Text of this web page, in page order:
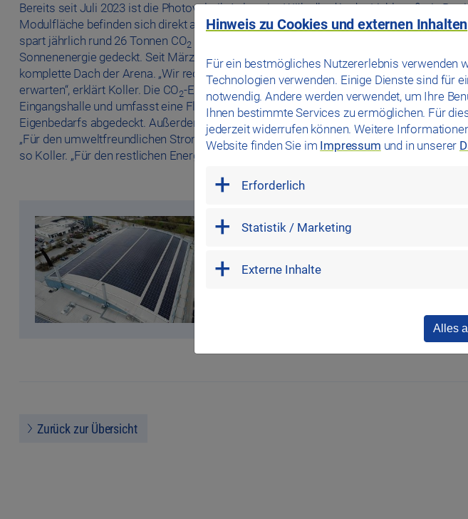
Bereits seit Juli 2023 ist die Photovoltaik-Anlage im Wöhrdbad in der Lieblstraße in
Modulfläche befinden sich direkt auf dem Dach des Funktionsgebäudes, liefert circa
spart jährlich rund 26 Tonnen CO2
Sonnenenergie gedeckt. Seit März 2024 ist die größte der drei Anlagen auf der
komplette Dach der Arena. „Wir rechnen mit circa 924.000 kWh Stromerzeugung im
erwarten“, erklärt Koller. Die CO2-Einsparung liegt bei dieser PV-Anlage bei
Eingangshalle und umfasst eine Fläche von 1.105 Quadratmetern. Mit ihr werden
Eigenbedarfs abgedeckt. Außerdem werden jährlich circa 60 Tonnen CO2 -Emissionen
„Für den umweltfreundlichen Strom aus Sonnenenergie haben wir für die drei PV-
so Koller. „Für den restlichen Energiebedarf beziehen wir regionalen Ökostrom von der
Zurück zur Übersicht
Hinweis zu Cookies und externen Inhalten
Für ein bestmögliches Nutzererlebnis verwenden
Technologien verwenden. Einige Dienste sind für
notwendig. Andere werden verwendet, um Ihre
Ihnen bestimmte Services zu ermöglichen. Für
jederzeit widerrufen können. Weitere
Website finden Sie im Impressum und in unserer
Erforderlich
Statistik / Marketing
marketing
Externe Inhalte
external
Alles